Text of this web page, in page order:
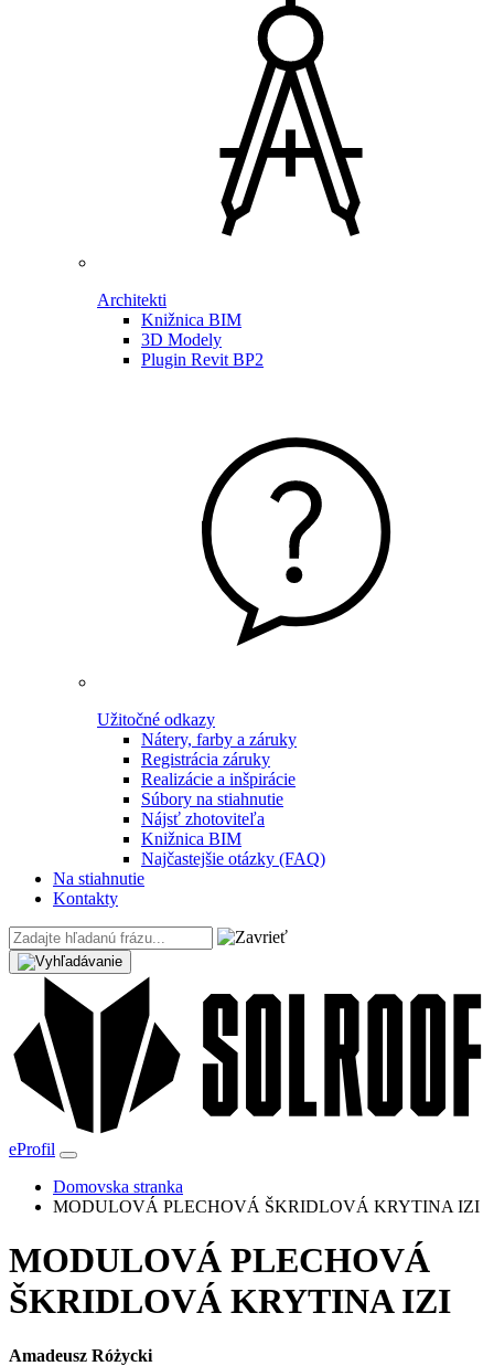
Architekti
Knižnica BIM
3D Modely
Plugin Revit BP2
Užitočné odkazy
Nátery, farby a záruky
Registrácia záruky
Realizácie a inšpirácie
Súbory na stiahnutie
Nájsť zhotoviteľa
Knižnica BIM
Najčastejšie otázky (FAQ)
Na stiahnutie
Kontakty
eProfil
Domovska stranka
MODULOVÁ PLECHOVÁ ŠKRIDLOVÁ KRYTINA IZI
MODULOVÁ PLECHOVÁ
ŠKRIDLOVÁ KRYTINA IZI
Amadeusz Różycki